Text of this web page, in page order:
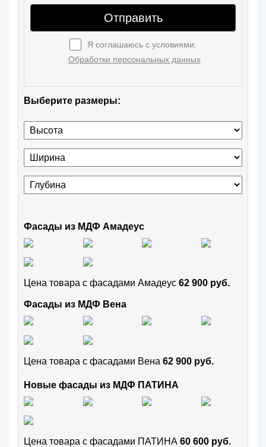
Отправить
Я соглашаюсь с условиями:
Обработки персональных данных
Выберите размеры:
Фасады из МДФ Амадеус
Цена товара с фасадами Амадеус 62 900 руб.
Фасады из МДФ Вена
Цена товара с фасадами Вена 62 900 руб.
Новые фасады из МДФ ПАТИНА
Цена товара с фасадами ПАТИНА 60 600 руб.